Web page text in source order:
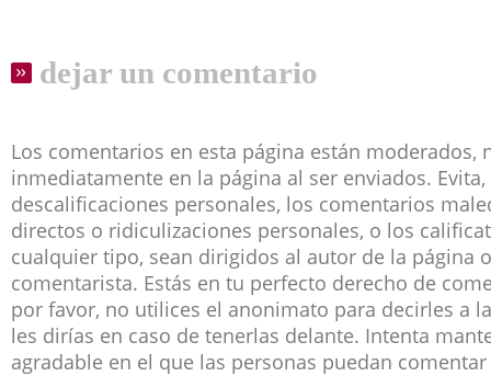
dejar un comentario
Los comentarios en esta página están moderados,
inmediatamente en la página al ser enviados.
descalificaciones personales, los comentarios
directos o ridiculizaciones personales, o los
cualquier tipo, sean dirigidos al autor de la página
comentarista. Estás en tu perfecto derecho de
por favor, no utilices el anonimato para decirles a
les dirías en caso de tenerlas delante. Intenta
agradable en el que las personas puedan